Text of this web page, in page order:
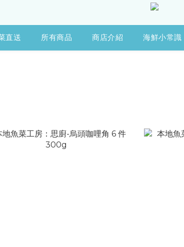
直送 所有商品 商店介紹 海鮮小常識